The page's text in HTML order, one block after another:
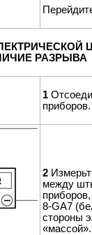
РАЗРЫВА
1
приборов.
2
между
8-GA7
стороны
«массой».